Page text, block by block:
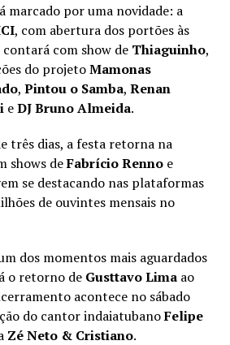
marcado por uma novidade: a
, com abertura dos portões às
com show de Thiaguinho,
do projetoMamonas
, Pintou o Samba, Renan
eDJ Bruno Almeida.
três dias, a festa retorna na
shows deFabrício Rennoe
se destacando nas plataformas
de ouvintes mensais no
dos momentos mais aguardados
o retorno de Gusttavo Limaao
acontece no sábado
do cantor indaiatubanoFelipe
Zé Neto & Cristiano.